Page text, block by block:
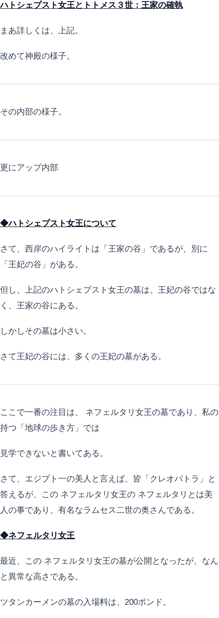
ハトシェプスト女王とトトメス３世：王家の確執
まあ詳しくは、上記。
改めて神殿の様子。
その内部の様子。
更にアップ内部
◆ハトシェプスト女王について
さて、西岸のハイライトは「王家の谷」であるが、別に
「王妃の谷」がある。
但し、上記のハトシェプスト女王の墓は、王妃の谷ではな
く、王家の谷にある。
しかしその墓は小さい。
さて王妃の谷には、多くの王妃の墓がある。
ここで一番の注目は、 ネフェルタリ女王の墓であり、私の
持つ「地球の歩き方」では
見学できないと書いてある。
さて、エジプト一の美人と言えば、皆「クレオパトラ」と
答えるが、この ネフェルタリ女王の ネフェルタリとは美
人の事であり、有名なラムセス二世の奥さんである。
◆ネフェルタリ女王
最近、この ネフェルタリ女王の墓が公開となったが、なん
と異常な高さである。
ツタンカーメンの墓の入場料は、200ポンド。